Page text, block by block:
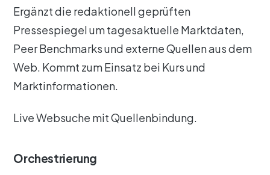
Ergänzt die redaktionell geprüften
Pressespiegel um tagesaktuelle Marktdaten,
Peer Benchmarks und externe Quellen aus dem
Web. Kommt zum Einsatz bei Kurs und
Marktinformationen.
Live Websuche mit Quellenbindung.
Orchestrierung